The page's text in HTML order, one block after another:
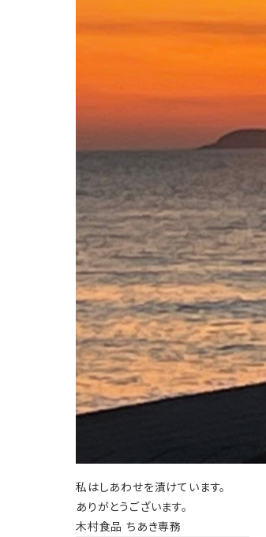
私はしあわせを漬けています。
ありがとうございます。
木村食品 ちあき専務